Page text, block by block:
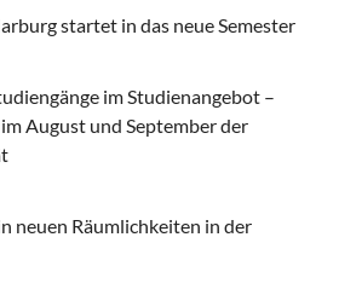
startet in das neue Semester
im Studienangebot –
August und September der
neuen Räumlichkeiten in der